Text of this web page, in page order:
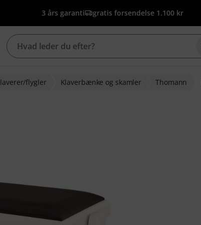
3 års garanti gratis forsendelse 1.100 kr
flygler Klaverbænke og skamler Thomann